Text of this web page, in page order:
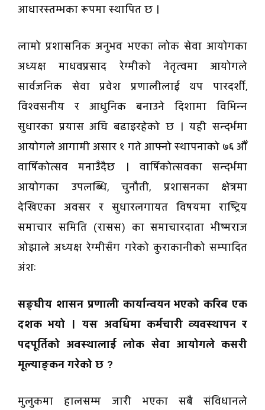
आधारस्तम्भका रूपमा स्थापित छ ।
लामो प्रशासनिक अनुभव भएका लोक सेवा आयोगका
अध्यक्ष माधवप्रसाद रेग्मीको नेतृत्वमा आयोगले
सार्वजनिक सेवा प्रवेश प्रणालीलाई थप पारदर्शी,
विश्वसनीय र आधुनिक बनाउने दिशामा विभिन्न
सुधारका प्रयास अघि बढाइरहेको छ । यही सन्दर्भमा
आयोगले आगामी असार १ गते आफ्नो स्थापनाको ७६ औँ
वार्षिकोत्सव मनाउँदैछ । वार्षिकोत्सवका सन्दर्भमा
आयोगका उपलब्धि, चुनौती, प्रशासनका क्षेत्रमा
देखिएका अवसर र सुधारलगायत विषयमा राष्ट्रिय
समाचार समिति (रासस) का समाचारदाता भीष्मराज
ओझाले अध्यक्ष रेग्मीसँग गरेको कुराकानीको सम्पादित
अंशः
सङ्घीय शासन प्रणाली कार्यान्वयन भएको करिब एक
दशक भयो । यस अवधिमा कर्मचारी व्यवस्थापन र
पदपूर्तिको अवस्थालाई लोक सेवा आयोगले कसरी
मूल्याङ्कन गरेको छ ?
मुलुकमा हालसम्म जारी भएका सबै संविधानले